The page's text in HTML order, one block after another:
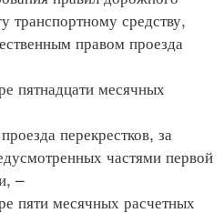
транспортному средству,
правом проезда
пятнадцати месячных
перекрестков, за
частями первой
–
пяти месячных расчетных